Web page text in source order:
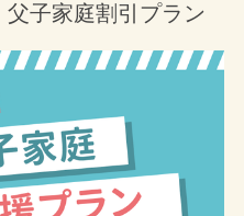
父子家庭割引プラン